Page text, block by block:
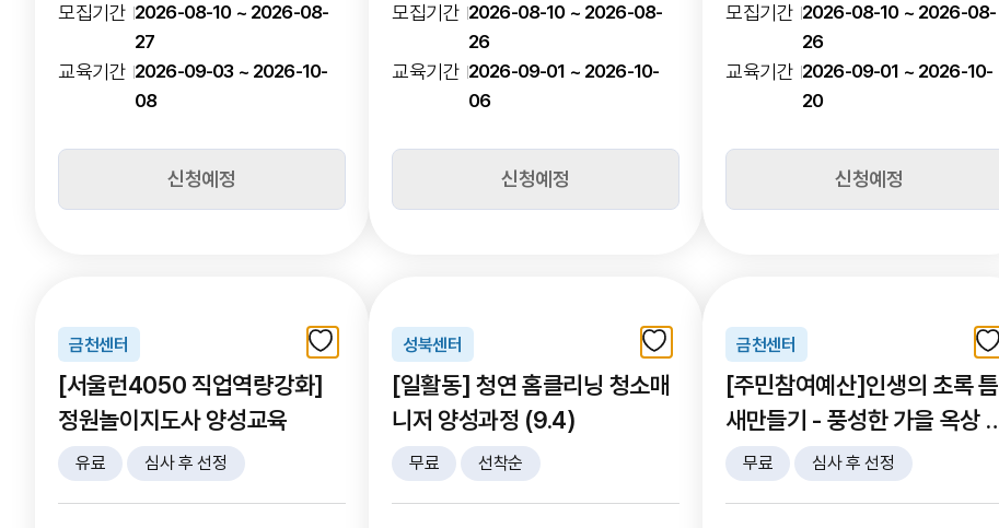
모집기간 2026-08-10 ~ 2026-08-
27
교육기간 2026-09-03 ~ 2026-10-
08
신청예정
모집기간 2026-08-10 ~ 2026-08-
26
교육기간 2026-09-01 ~ 2026-10-
06
신청예정
모집기간 2026-08-10 ~ 2026-08-
26
교육기간 2026-09-01 ~ 2026-10-
20
신청예정
금천센터
[서울런4050 직업역량강화]
정원놀이지도사 양성교육
유료 심사 후 선정
성북센터
[일활동] 청연 홈클리닝 청소매
니저 양성과정 (9.4)
무료 선착순
금천센터
[주민참여예산]인생의 초록 틈
새만들기 - 풍성한 가을 옥상 텃
밭 가꾸기
무료 심사 후 선정